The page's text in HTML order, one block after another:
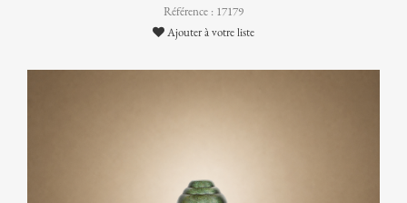
Référence : 17179
Ajouter à votre liste